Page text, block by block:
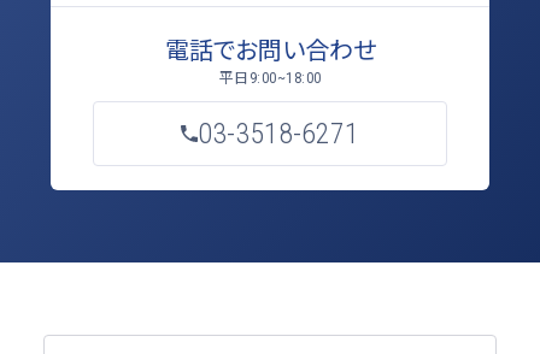
電話でお問い合わせ
平日 9:00~18:00
03-3518-6271